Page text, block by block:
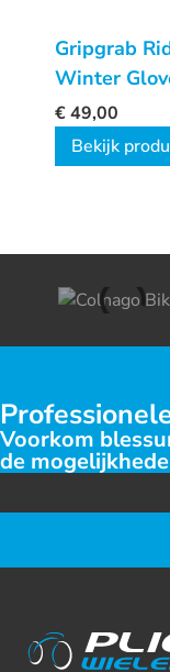
Gripgrab
Winter
€49,00
Bekijk
Voorkom
de